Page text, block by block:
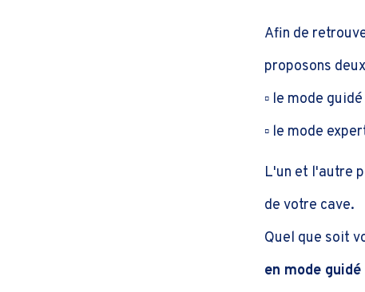
Afin de
proposons
▫️ le mode guidé
▫️ le mode
L'un et l'autre
de votre cave.
Quel que soit
en mode